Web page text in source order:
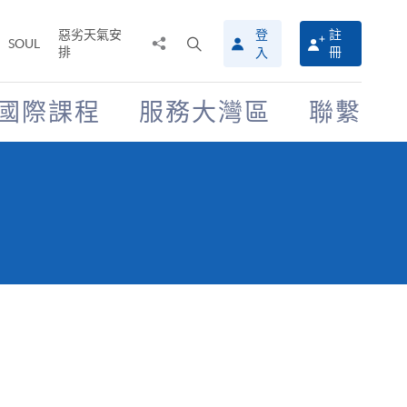
SOUL
惡劣天氣安
排
搜
尋
介
面
登
入
註
冊
際課程 服務大灣區 聯繫